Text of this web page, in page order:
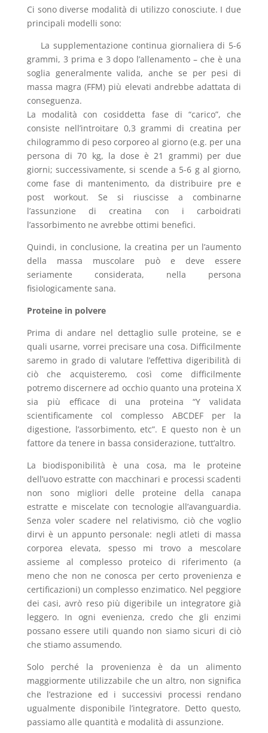
Ci sono diverse modalità di utilizzo conosciute. I due
principali modelli sono:
La supplementazione continua giornaliera di 5-6
grammi, 3 prima e 3 dopo l’allenamento – che è una
soglia generalmente valida, anche se per pesi di
massa magra (FFM) più elevati andrebbe adattata di
conseguenza.
La modalità con cosiddetta fase di “carico”, che
consiste nell’introitare 0,3 grammi di creatina per
chilogrammo di peso corporeo al giorno (e.g. per una
persona di 70 kg, la dose è 21 grammi) per due
giorni; successivamente, si scende a 5-6 g al giorno,
come fase di mantenimento, da distribuire pre e
post workout. Se si riuscisse a combinarne
l’assunzione di creatina con i carboidrati
l’assorbimento ne avrebbe ottimi benefici.
Quindi, in conclusione, la creatina per un l’aumento
della massa muscolare può e deve essere
seriamente considerata, nella persona
fisiologicamente sana.
Proteine in polvere
Prima di andare nel dettaglio sulle proteine, se e
quali usarne, vorrei precisare una cosa. Difficilmente
saremo in grado di valutare l’effettiva digeribilità di
ciò che acquisteremo, così come difficilmente
potremo discernere ad occhio quanto una proteina X
sia più efficace di una proteina “Y validata
scientificamente col complesso ABCDEF per la
digestione, l’assorbimento, etc”. E questo non è un
fattore da tenere in bassa considerazione, tutt’altro.
La biodisponibilità è una cosa, ma le proteine
dell’uovo estratte con macchinari e processi scadenti
non sono migliori delle proteine della canapa
estratte e miscelate con tecnologie all’avanguardia.
Senza voler scadere nel relativismo, ciò che voglio
dirvi è un appunto personale: negli atleti di massa
corporea elevata, spesso mi trovo a mescolare
assieme al complesso proteico di riferimento (a
meno che non ne conosca per certo provenienza e
certificazioni) un complesso enzimatico. Nel peggiore
dei casi, avrò reso più digeribile un integratore già
leggero. In ogni evenienza, credo che gli enzimi
possano essere utili quando non siamo sicuri di ciò
che stiamo assumendo.
Solo perché la provenienza è da un alimento
maggiormente utilizzabile che un altro, non significa
che l’estrazione ed i successivi processi rendano
ugualmente disponibile l’integratore. Detto questo,
passiamo alle quantità e modalità di assunzione.